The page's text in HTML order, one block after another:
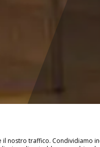
il nostro traffico. Condividiamo